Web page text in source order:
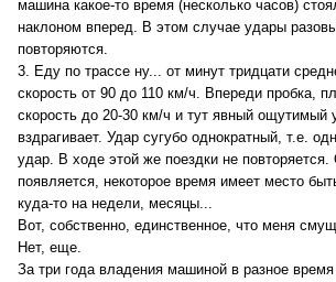
машина какое-то время (несколько часов)
наклоном вперед. В этом случае удары
повторяются.
3. Еду по трассе ну... от минут тридцати
скорость от 90 до 110 км/ч. Впереди пробка,
скорость до 20-30 км/ч и тут явный ощутимый
вздрагивает. Удар сугубо однократный, т.е.
удар. В ходе этой же поездки не
появляется, некоторое время имеет место
куда-то на недели, месяцы...
Вот, собственно, единственное, что меня
Нет, еще.
За три года владения машиной в разное